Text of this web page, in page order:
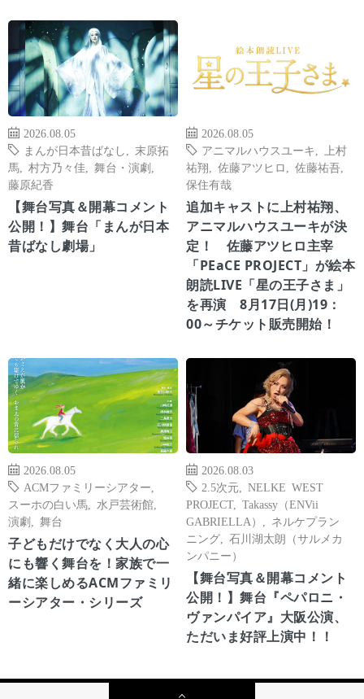
2026.08.05
まんが日本昔ばなし
末原拓
馬
村方乃々佳 舞台・演劇
藤原紀香
【舞台写真＆開幕コメント
公開！】舞台「まんが日本
昔ばなし劇場」
2026.08.05
アニマルハウスユーキ
上村
祐翔
佐藤アツヒロ 佐藤祐吾
保住有哉
追加キャストに上村祐翔、
アニマルハウスユーキが決
定！ 佐藤アツヒロ主宰
「PEaCE PROJECT」が絵本
朗読LIVE「星の王子さま」
を再演 8月17日(月)19：
00～チケット販売開始！
2026.08.05
ACMファミリーシアター
スーホの白い馬
水戸芸術館
演劇
舞台
子どもだけでなく大人の心
にも響く舞台を！家族で一
緒に楽しめるACMファミリ
ーシアター・シリーズ
2026.08.03
2.5次元
NELKE WEST
PROJECT, Takassy（ENVii
GABRIELLA）
ネルケプラン
ニング
石川湖太朗（サルメカ
ンパニー）
【舞台写真＆開幕コメント
公開！】舞台『ペパロニ・
ヴァンパイア』大阪公演、
ただいま好評上演中！！